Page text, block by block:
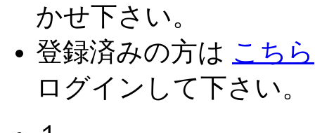
かせ下さい。
登録済みの方は こちら
ログインして下さい。